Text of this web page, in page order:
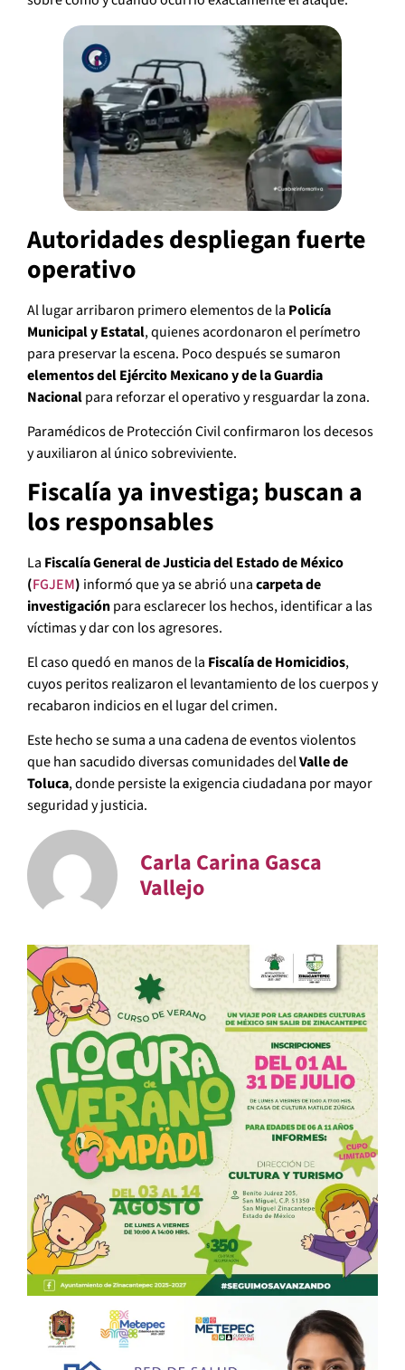
Autoridades despliegan fuerte
operativo
Al lugar arribaron primero elementos de la Policía
Municipal y Estatal, quienes acordonaron el perímetro
para preservar la escena. Poco después se sumaron
elementos del Ejército Mexicano y de la Guardia
Nacionalpara reforzar el operativo y resguardar la zona.
Paramédicos de Protección Civil confirmaron los decesos
y auxiliaron al único sobreviviente.
Fiscalía ya investiga; buscan a
los responsables
La Fiscalía General de Justicia del Estado de México
(FGJEM) informó que ya se abrió unacarpeta de
investigaciónpara esclarecer los hechos, identificar a las
víctimas y dar con los agresores.
El caso quedó en manos de la Fiscalía de Homicidios,
cuyos peritos realizaron el levantamiento de los cuerpos y
recabaron indicios en el lugar del crimen.
Este hecho se suma a una cadena de eventos violentos
que han sacudido diversas comunidades delValle de
Toluca, donde persiste la exigencia ciudadana por mayor
seguridad y justicia.
Carla Carina Gasca
Vallejo